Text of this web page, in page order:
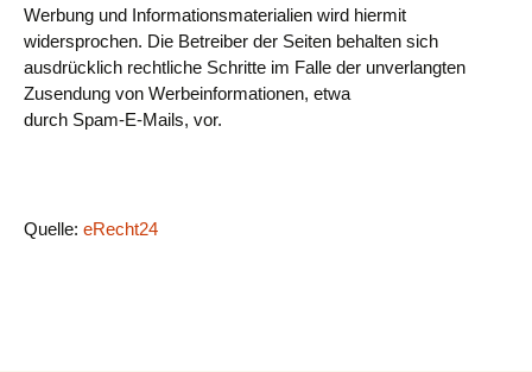
Werbung und Informationsmaterialien wird hiermit
widersprochen. Die Betreiber der Seiten behalten sich
ausdrücklich rechtliche Schritte im Falle der unverlangten
Zusendung von Werbeinformationen, etwa
durch Spam-E-Mails, vor.
Quelle: eRecht24